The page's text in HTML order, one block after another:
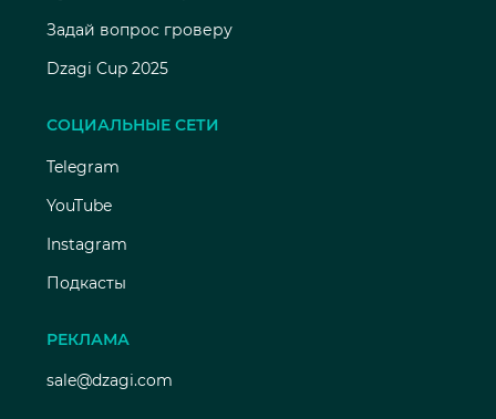
Задай вопрос гроверу
Dzagi Cup 2025
СОЦИАЛЬНЫЕ СЕТИ
Telegram
YouTube
Instagram
Подкасты
РЕКЛАМА
sale@dzagi.com